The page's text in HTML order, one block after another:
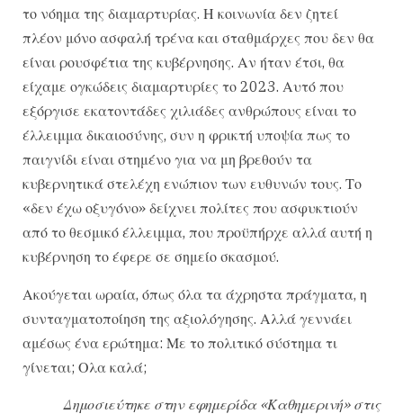
το νόημα της διαμαρτυρίας. Η κοινωνία δεν ζητεί
πλέον μόνο ασφαλή τρένα και σταθμάρχες που δεν θα
είναι ρουσφέτια της κυβέρνησης. Αν ήταν έτσι, θα
είχαμε ογκώδεις διαμαρτυρίες το 2023. Αυτό που
εξόργισε εκατοντάδες χιλιάδες ανθρώπους είναι το
έλλειμμα δικαιοσύνης, συν η φρικτή υποψία πως το
παιγνίδι είναι στημένο για να μη βρεθούν τα
κυβερνητικά στελέχη ενώπιον των ευθυνών τους. Το
«δεν έχω οξυγόνο» δείχνει πολίτες που ασφυκτιούν
από το θεσμικό έλλειμμα, που προϋπήρχε αλλά αυτή η
κυβέρνηση το έφερε σε σημείο σκασμού.
Ακούγεται ωραία, όπως όλα τα άχρηστα πράγματα, η
συνταγματοποίηση της αξιολόγησης. Αλλά γεννάει
αμέσως ένα ερώτημα: Με το πολιτικό σύστημα τι
γίνεται; Ολα καλά;
Δημοσιεύτηκε στην εφημερίδα «Καθημερινή» στις